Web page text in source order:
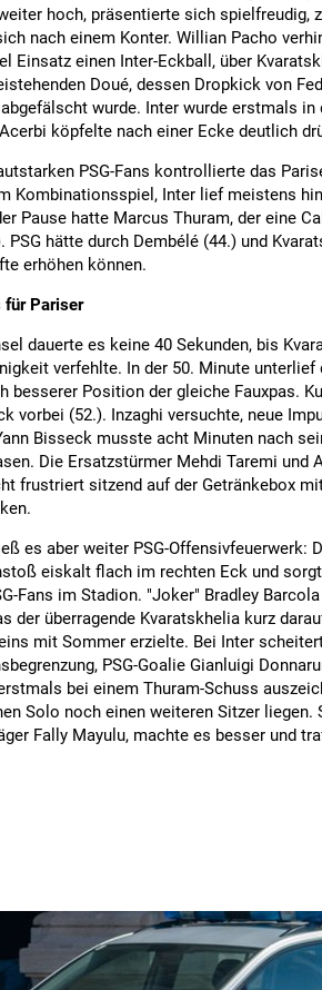
hoch, präsentierte sich spielfreudig,
nach einem Konter. Willian Pacho
Einsatz einen Inter-Eckball, über
Doué, dessen Dropkick von
wurde. Inter wurde erstmals in
köpfelte nach einer Ecke deutlich
PSG-Fans kontrollierte das
Kombinationsspiel, Inter lief meistens
Pause hatte Marcus Thuram, der eine
PSG hätte durch Dembélé (44.) und
erhöhen können.
für Pariser
dauerte es keine 40 Sekunden, bis
verfehlte. In der 50. Minute unterlief
besserer Position der gleiche Fauxpas.
vorbei (52.). Inzaghi versuchte, neue
Bisseck musste acht Minuten nach
Die Ersatzstürmer Mehdi Taremi und
frustriert sitzend auf der Getränkebox
es aber weiter PSG-Offensivfeuerwerk:
eiskalt flach im rechten Eck und
Fans im Stadion. "Joker" Bradley
der überragende Kvaratskhelia kurz
mit Sommer erzielte. Bei Inter
PSG-Goalie Gianluigi
bei einem Thuram-Schuss
Solo noch einen weiteren Sitzer liegen.
Fally Mayulu, machte es besser und